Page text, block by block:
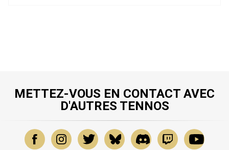
METTEZ-VOUS EN CONTACT AVEC
D'AUTRES TENNOS